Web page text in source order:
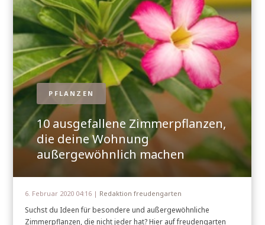
PFLANZEN
10 ausgefallene Zimmerpflanzen,
die deine Wohnung
außergewöhnlich machen
6. Februar 2020 04:16 | Redaktion freudengarten
Suchst du Ideen für besondere und außergewöhnliche
Zimmerpflanzen, die nicht jeder hat? Hier auf freudengarten